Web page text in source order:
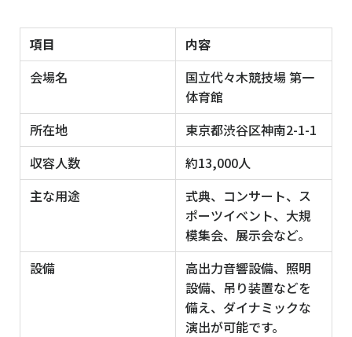
項目
内容
会場名
国立代々木競技場 第一
体育館
所在地
東京都渋谷区神南2-1-1
収容人数
約13,000人
主な用途
式典、コンサート、ス
ポーツイベント、大規
模集会、展示会など。
設備
高出力音響設備、照明
設備、吊り装置などを
備え、ダイナミックな
演出が可能です。